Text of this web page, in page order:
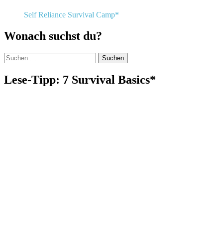
Self Reliance Survival Camp*
Wonach suchst du?
Suchen
nach:
Lese-Tipp: 7 Survival Basics*